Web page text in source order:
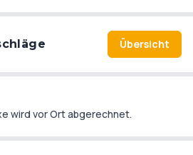
Übersicht
wird vor Ort abgerechnet.